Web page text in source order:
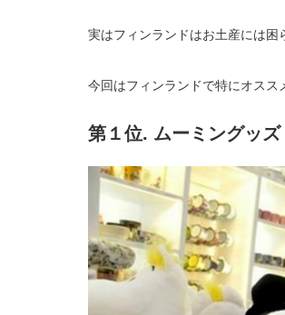
実はフィンランドはお土産には困
今回はフィンランドで特にオスス
第１位. ムーミングッズ